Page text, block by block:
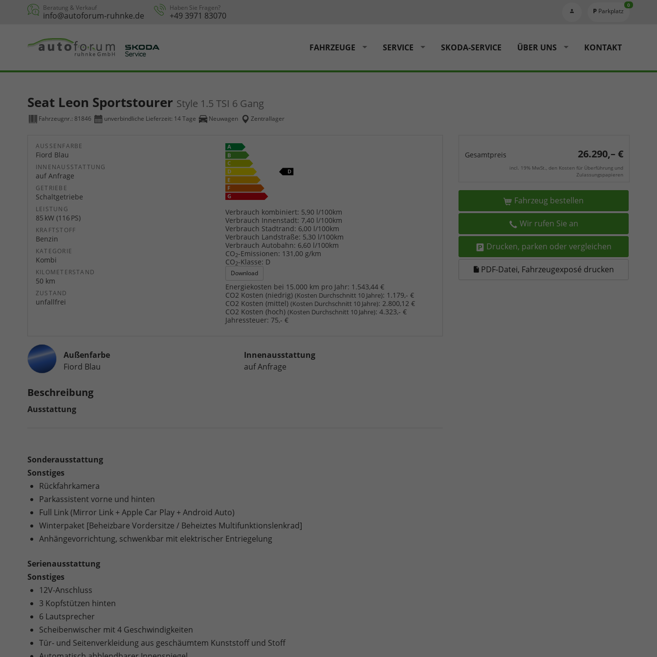
Beratung & Verkauf
info@autoforum-ruhnke.de
Haben Sie Fragen?
+49 3971 83070 Parkplatz
0
FAHRZEUGE SERVICE SKODA-SERVICE ÜBER UNS KONTAKT
Seat Leon Sportstourer Style 1.5 TSI 6 Gang
Fahrzeugnr.: 81846 unverbindliche Lieferzeit: 14 Tage Neuwagen Zentrallager
Gesamtpreis 26.290,– €
incl. 19% MwSt., den Kosten für Überführung und
Zulassungspapieren
Fahrzeug bestellen
Wir rufen Sie an
Drucken, parken oder vergleichen
PDF-Datei, Fahrzeugexposé drucken
AUSSENFARBE
Fiord Blau
INNENAUSSTATTUNG
auf Anfrage
GETRIEBE
Schaltgetriebe
LEISTUNG
85 kW (116 PS)
KRAFTSTOFF
Benzin
KATEGORIE
Kombi
KILOMETERSTAND
50 km
ZUSTAND
unfallfrei
Verbrauch kombiniert: 5,90 l/100km
Verbrauch Innenstadt: 7,40 l/100km
Verbrauch Stadtrand: 6,00 l/100km
Verbrauch Landstraße: 5,30 l/100km
Verbrauch Autobahn: 6,60 l/100km
CO2-Emissionen: 131,00 g/km
CO2-Klasse: D
Download
Energiekosten bei 15.000 km pro Jahr: 1.543,44 €
CO2 Kosten (niedrig) (Kosten Durchschnitt 10 Jahre): 1.179,- €
CO2 Kosten (mittel) (Kosten Durchschnitt 10 Jahre): 2.800,12 €
CO2 Kosten (hoch) (Kosten Durchschnitt 10 Jahre): 4.323,- €
Jahressteuer: 75,- €
Außenfarbe
Fiord Blau
Innenausstattung
auf Anfrage
Beschreibung
Ausstattung
Sonderausstattung
Sonstiges
Rückfahrkamera
Parkassistent vorne und hinten
Full Link (Mirror Link + Apple Car Play + Android Auto)
Winterpaket [Beheizbare Vordersitze / Beheiztes Multifunktionslenkrad]
Anhängevorrichtung, schwenkbar mit elektrischer Entriegelung
Serienausstattung
Sonstiges
12V-Anschluss
3 Kopfstützen hinten
6 Lautsprecher
Scheibenwischer mit 4 Geschwindigkeiten
Tür- und Seitenverkleidung aus geschäumtem Kunststoff und Stoff